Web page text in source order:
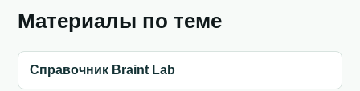
Материалы по теме
Справочник Braint Lab